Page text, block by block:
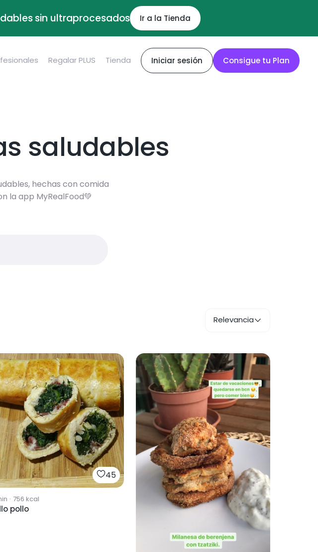
sin ultraprocesados Ir a la Tienda
Regalar PLUS Tienda Iniciar sesión Consigue tu Plan
saludables
hechas con comida
la app MyRealFood💚
Relevancia
45
· 756 kcal
pollo